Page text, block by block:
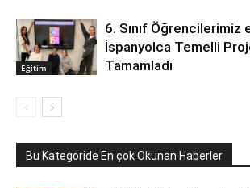
Eğitim
6. Sınıf Öğrencilerimiz
İspanyolca Temelli
Tamamladı
Bu Kategoride En çok Okunan Haberler